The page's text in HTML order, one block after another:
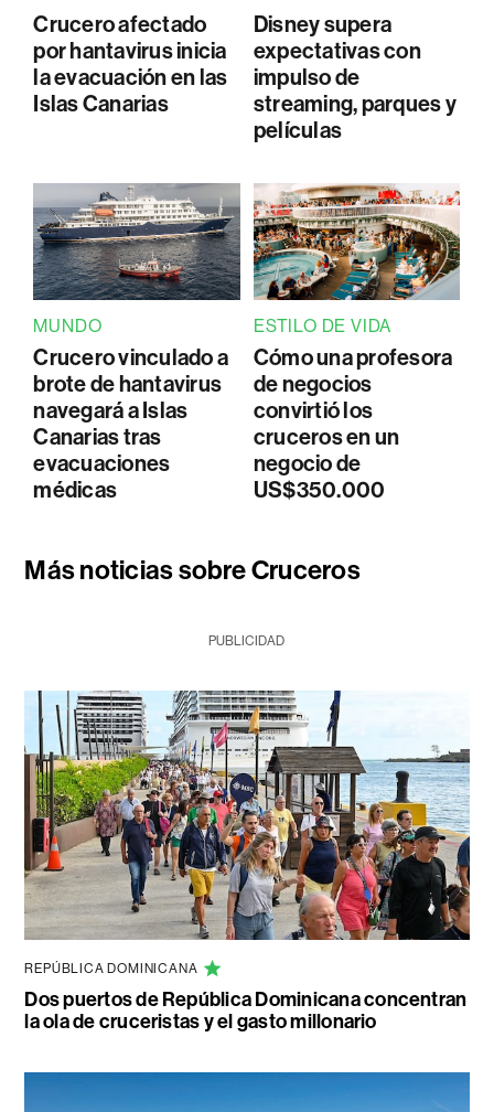
Crucero afectado
por hantavirus inicia
la evacuación en las
Islas Canarias
Disney supera
expectativas con
impulso de
streaming, parques y
películas
MUNDO
Crucero vinculado a
brote de hantavirus
navegará a Islas
Canarias tras
evacuaciones
médicas
ESTILO DE VIDA
Cómo una profesora
de negocios
convirtió los
cruceros en un
negocio de
US$350.000
Más noticias sobre Cruceros
PUBLICIDAD
REPÚBLICA DOMINICANA
Dos puertos de República Dominicana concentran
la ola de cruceristas y el gasto millonario